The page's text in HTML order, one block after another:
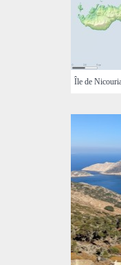
Île de